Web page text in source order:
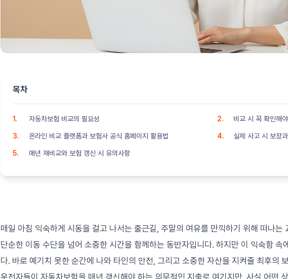
목차
자동차보험 비교의 필요성 비교 시 꼭 확인해
온라인 비교 플랫폼과 보험사 공식 홈페이지 활용법 실제 사고 시 보장
매년 재비교와 보험 갱신 시 유의사항
매일 아침 익숙하게 시동을 걸고 나서는 출근길, 주말의 여유를 만끽하기 위해 떠나는
단순한 이동 수단을 넘어 소중한 시간을 함께하는 동반자입니다. 하지만 이 익숙함 속
다. 바로 예기치 못한 순간에 나와 타인의 안전, 그리고 소중한 자산을 지켜줄 최후의
운전자들이 자동차보험을 매년 갱신해야 하는 의무적인 지출로 여기지만, 사실 어떤